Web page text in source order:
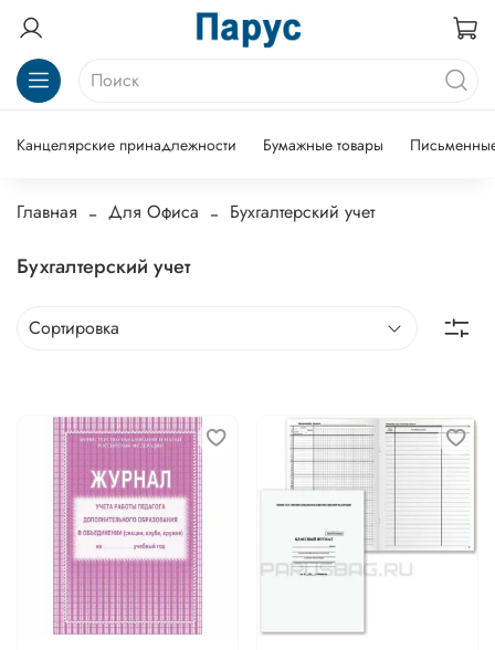
Канцелярские принадлежности Бумажные товары
Главная Для Офиса Бухгалтерский учет
Бухгалтерский учет